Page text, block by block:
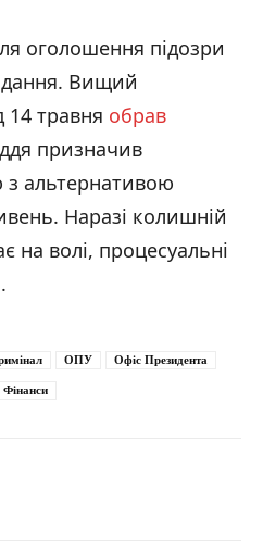
оголошення підозри
Вищий
14 травня обрав
призначив
альтернативою
Наразі колишній
на волі, процесуальні
ОПУ Офіс Президента
Фінанси